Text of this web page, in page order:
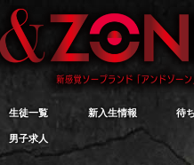
生徒一覧 新入生情報 待
男子求人